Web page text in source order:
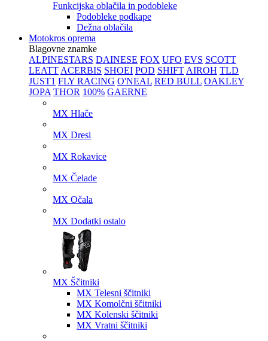
Funkcijska oblačila in podobleke
Podobleke podkape
Dežna oblačila
Motokros oprema
Blagovne znamke
ALPINESTARS DAINESE FOX UFO EVS SCOTT
LEATT ACERBIS SHOEI POD SHIFT AIROH TLD
JUST1 FLY RACING O'NEAL RED BULL OAKLEY
JOPA THOR 100% GAERNE
MX Hlače
MX Dresi
MX Rokavice
MX Čelade
MX Očala
MX Dodatki ostalo
MX Ščitniki
MX Telesni ščitniki
MX Komolčni ščitniki
MX Kolenski ščitniki
MX Vratni ščitniki